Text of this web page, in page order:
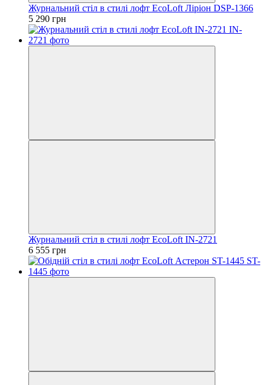
Журнальний стіл в стилі лофт EcoLoft Ліріон DSP-1366
5 290 грн
Журнальний стіл в стилі лофт EcoLoft IN-2721
6 555 грн